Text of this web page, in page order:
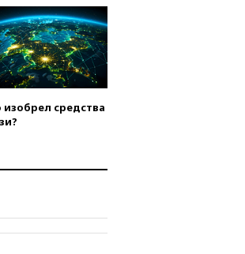
на новые
The Atlantic: Маск
в
РФ
отказ в визах от
изобрел средства